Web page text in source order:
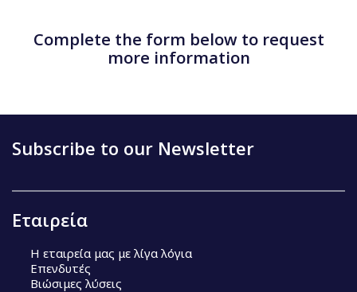
Complete the form below to request
more information
Subscribe to our Newsletter
Εταιρεία
Η εταιρεία μας με λίγα λόγια
Επενδυτές
Βιώσιμες λύσεις